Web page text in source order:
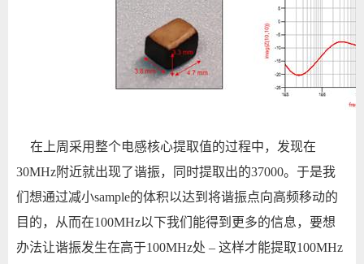
在上周采用整个电感核心提取值的过程中，发现在
30MHz附近就出现了谐振，同时提取出的37000。于是我
们想通过减小sample的体积以达到将谐振点向高频移动的
目的，从而在100MHz以下我们能得到更多的信息，要想
办法让谐振发生在高于100MHz处 – 这样才能提取100MHz